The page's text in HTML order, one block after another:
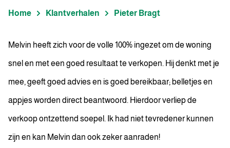
Home Klantverhalen Pieter Bragt
Melvin heeft zich voor de volle 100% ingezet om de woning
snel en met een goed resultaat te verkopen. Hij denkt met je
mee, geeft goed advies en is goed bereikbaar; belletjes en
appjes worden direct beantwoord. Hierdoor verliep de
verkoop ontzettend soepel. Ik had niet tevredener kunnen
zijn en kan Melvin dan ook zeker aanraden!